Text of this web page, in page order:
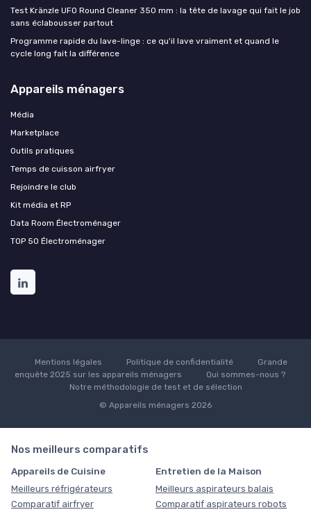
Test Kränzle UFO Round Cleaner 350 mm : la tête de lavage qui fait le job
sans éclabousser partout
Programme rapide du lave-linge : ce qu'il lave vraiment et quand le
cycle long fait la différence
Appareils ménagers
Média
Marketplace
Outils pratiques
Temps de cuisson airfryer
Rejoindre le club
Kit média et RP
Data Room Électroménager
TOP 50 Électroménager
Mentions légales Politique de confidentialité
Grande
enquête 2025 sur les appareils ménagers
Qui sommes-nous ?
Notre méthodologie de test et de sélection
© Appareils ménagers 2026
Nos meilleurs comparatifs
Appareils de Cuisine
Meilleurs réfrigérateurs
Comparatif airfryer
Entretien de la Maison
Meilleurs aspirateurs balais
Comparatif aspirateurs robots